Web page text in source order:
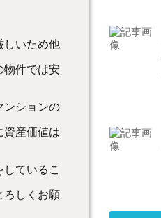
しいため他
物件では安
ンションの
資産価値は
ているこ
ろしくお願